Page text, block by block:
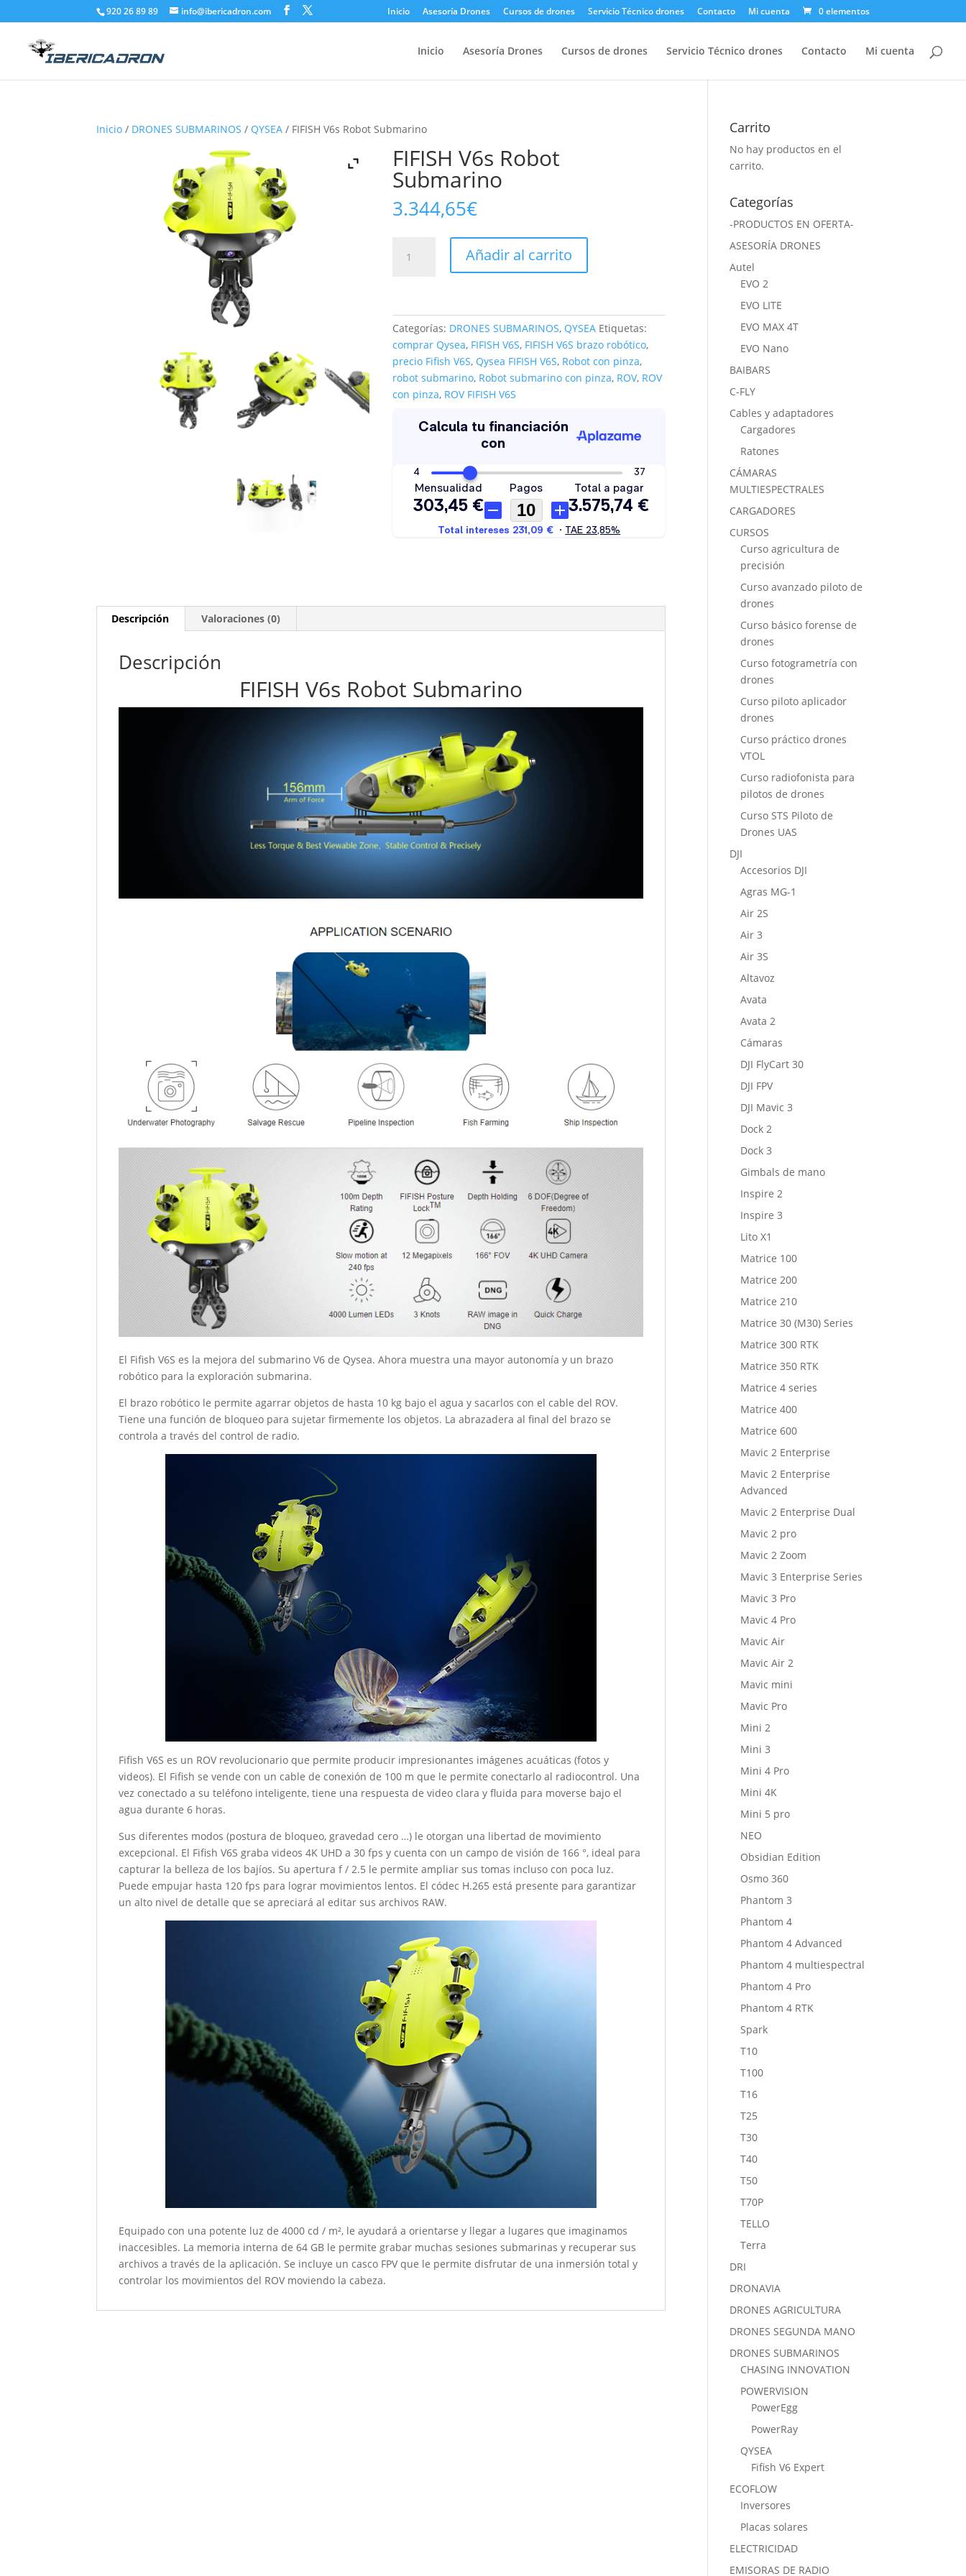
920 26 89 89 info@ibericadron.com Inicio Asesoría Drones Cursos de drones Servicio Técnico drones Contacto Mi cuenta 0 elementos
Inicio Asesoría Drones Cursos de drones Servicio Técnico drones Contacto Mi cuenta
Inicio / DRONES SUBMARINOS / QYSEA / FIFISH V6s Robot Submarino
FIFISH V6s Robot
Submarino
3.344,65€
Añadir al carrito
Categorías: DRONES SUBMARINOS, QYSEA Etiquetas:
comprar Qysea, FIFISH V6S, FIFISH V6S brazo robótico,
precio Fifish V6S, Qysea FIFISH V6S, Robot con pinza,
robot submarino, Robot submarino con pinza, ROV, ROV
con pinza, ROV FIFISH V6S
Descripción Valoraciones (0)
Descripción
FIFISH V6s Robot Submarino
El Fifish V6S es la mejora del submarino V6 de Qysea. Ahora muestra una mayor autonomía y un brazo
robótico para la exploración submarina.
El brazo robótico le permite agarrar objetos de hasta 10 kg bajo el agua y sacarlos con el cable del ROV.
Tiene una función de bloqueo para sujetar firmemente los objetos. La abrazadera al final del brazo se
controla a través del control de radio.
Fifish V6S es un ROV revolucionario que permite producir impresionantes imágenes acuáticas (fotos y
videos). El Fifish se vende con un cable de conexión de 100 m que le permite conectarlo al radiocontrol. Una
vez conectado a su teléfono inteligente, tiene una respuesta de video clara y fluida para moverse bajo el
agua durante 6 horas.
Sus diferentes modos (postura de bloqueo, gravedad cero …) le otorgan una libertad de movimiento
excepcional. El Fifish V6S graba videos 4K UHD a 30 fps y cuenta con un campo de visión de 166 °, ideal para
capturar la belleza de los bajíos. Su apertura f / 2.5 le permite ampliar sus tomas incluso con poca luz.
Puede empujar hasta 120 fps para lograr movimientos lentos. El códec H.265 está presente para garantizar
un alto nivel de detalle que se apreciará al editar sus archivos RAW.
Equipado con una potente luz de 4000 cd / m², le ayudará a orientarse y llegar a lugares que imaginamos
inaccesibles. La memoria interna de 64 GB le permite grabar muchas sesiones submarinas y recuperar sus
archivos a través de la aplicación. Se incluye un casco FPV que le permite disfrutar de una inmersión total y
controlar los movimientos del ROV moviendo la cabeza.
Carrito
No hay productos en el
carrito.
Categorías
-PRODUCTOS EN OFERTA-
ASESORÍA DRONES
Autel
EVO 2
EVO LITE
EVO MAX 4T
EVO Nano
BAIBARS
C-FLY
Cables y adaptadores
Cargadores
Ratones
CÁMARAS
MULTIESPECTRALES
CARGADORES
CURSOS
Curso agricultura de
precisión
Curso avanzado piloto de
drones
Curso básico forense de
drones
Curso fotogrametría con
drones
Curso piloto aplicador
drones
Curso práctico drones
VTOL
Curso radiofonista para
pilotos de drones
Curso STS Piloto de
Drones UAS
DJI
Accesorios DJI
Agras MG-1
Air 2S
Air 3
Air 3S
Altavoz
Avata
Avata 2
Cámaras
DJI FlyCart 30
DJI FPV
DJI Mavic 3
Dock 2
Dock 3
Gimbals de mano
Inspire 2
Inspire 3
Lito X1
Matrice 100
Matrice 200
Matrice 210
Matrice 30 (M30) Series
Matrice 300 RTK
Matrice 350 RTK
Matrice 4 series
Matrice 400
Matrice 600
Mavic 2 Enterprise
Mavic 2 Enterprise
Advanced
Mavic 2 Enterprise Dual
Mavic 2 pro
Mavic 2 Zoom
Mavic 3 Enterprise Series
Mavic 3 Pro
Mavic 4 Pro
Mavic Air
Mavic Air 2
Mavic mini
Mavic Pro
Mini 2
Mini 3
Mini 4 Pro
Mini 4K
Mini 5 pro
NEO
Obsidian Edition
Osmo 360
Phantom 3
Phantom 4
Phantom 4 Advanced
Phantom 4 multiespectral
Phantom 4 Pro
Phantom 4 RTK
Spark
T10
T100
T16
T25
T30
T40
T50
T70P
TELLO
Terra
DRI
DRONAVIA
DRONES AGRICULTURA
DRONES SEGUNDA MANO
DRONES SUBMARINOS
CHASING INNOVATION
POWERVISION
PowerEgg
PowerRay
QYSEA
Fifish V6 Expert
ECOFLOW
Inversores
Placas solares
ELECTRICIDAD
EMISORAS DE RADIO